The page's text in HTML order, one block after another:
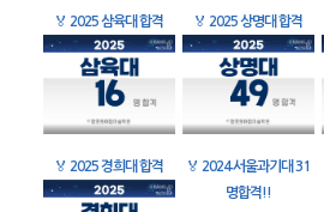
🏅 2025 삼육대 합격 🏅 2025 상명대 합격
🏅 2025 경희대 합격 🏅 2024 서울과기대 31
명합격!!